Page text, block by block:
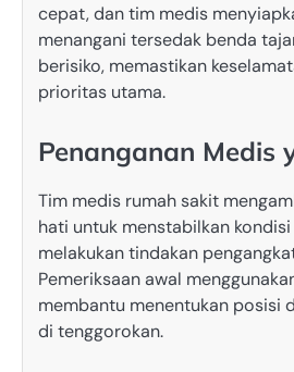
cepat, dan tim medis
menangani tersedak benda
berisiko, memastikan
prioritas utama.
Penanganan Medis
Tim medis rumah sakit
hati untuk menstabilkan
melakukan tindakan
Pemeriksaan awal
membantu menentukan posisi
di tenggorokan.